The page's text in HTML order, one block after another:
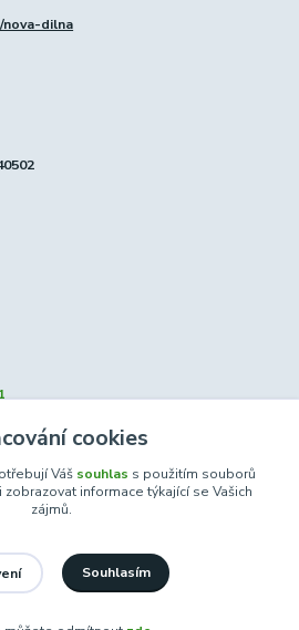
dilna
cookies
Váš souhlas s použitím souborů
informace týkající se Vašich
zájmů.
Souhlasím